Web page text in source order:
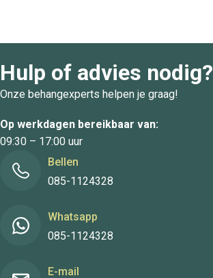
Hulp of advies nodig?
Onze behangexperts helpen je graag!
Op werkdagen bereikbaar van:
09:30 – 17:00 uur
Bellen
085-1124328
Whatsapp
085-1124328
E-mail